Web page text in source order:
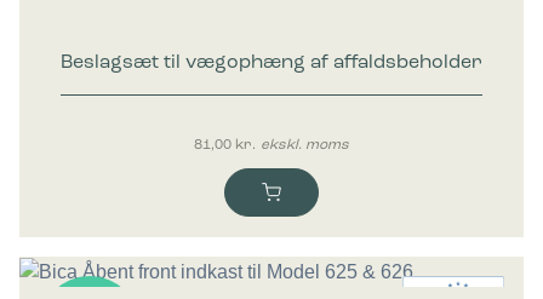
Beslagsæt til vægophæng af affaldsbeholder
81,00 kr. ekskl. moms